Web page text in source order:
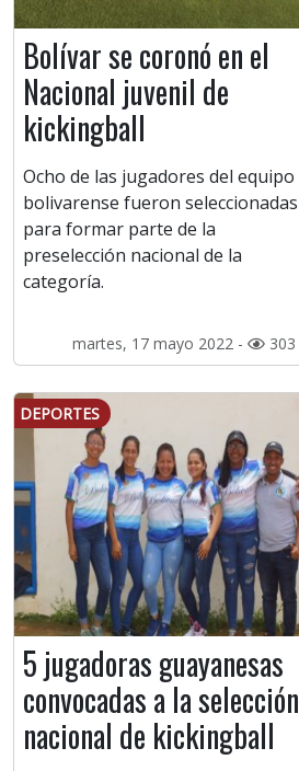
Bolívar se coronó en el
Nacional juvenil de
kickingball
Ocho de las jugadores del equipo
bolivarense fueron seleccionadas
para formar parte de la
preselección nacional de la
categoría.
martes, 17 mayo 2022 - 303
DEPORTES
5 jugadoras guayanesas
convocadas a la selección
nacional de kickingball